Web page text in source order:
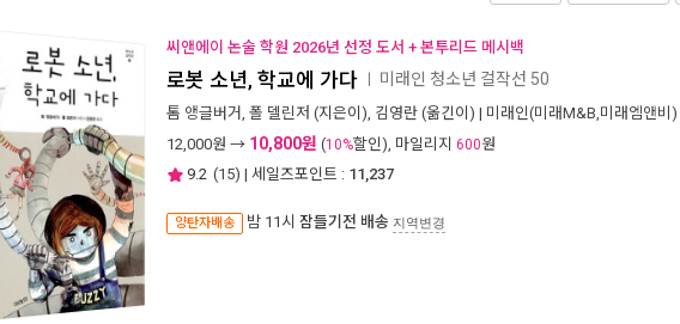
씨앤에이 논술 학원 2026년 선정 도서 + 본투리드 메시백
로봇 소년, 학교에 가다 미래인 청소년 걸작선 50
톰 앵글버거 , 폴 델린저 (지은이), 김영란 (옮긴이) | 미래인(미래M&B,미래엠앤비)
12,000원 → 10,800원 (10%할인), 마일리지 600원
9.2 (15) | 세일즈포인트 : 11,237
양탄자배송 밤 11시 잠들기전 배송 지역변경